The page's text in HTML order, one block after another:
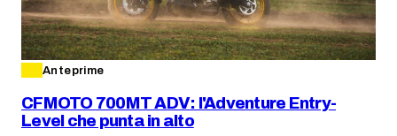
Anteprime
CFMOTO 700MT ADV: l'Adventure Entry-
Level che punta in alto